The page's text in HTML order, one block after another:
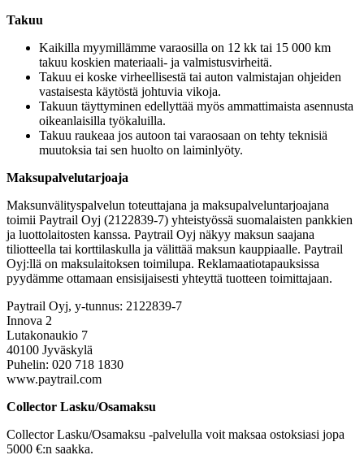
Takuu
Kaikilla myymillämme varaosilla on 12 kk tai 15 000 km
takuu koskien materiaali- ja valmistusvirheitä.
Takuu ei koske virheellisestä tai auton valmistajan ohjeiden
vastaisesta käytöstä johtuvia vikoja.
Takuun täyttyminen edellyttää myös ammattimaista asennusta
oikeanlaisilla työkaluilla.
Takuu raukeaa jos autoon tai varaosaan on tehty teknisiä
muutoksia tai sen huolto on laiminlyöty.
Maksupalvelutarjoaja
Maksunvälityspalvelun toteuttajana ja maksupalveluntarjoajana
toimii Paytrail Oyj (2122839-7) yhteistyössä suomalaisten pankkien
ja luottolaitosten kanssa. Paytrail Oyj näkyy maksun saajana
tiliotteella tai korttilaskulla ja välittää maksun kauppiaalle. Paytrail
Oyj:llä on maksulaitoksen toimilupa. Reklamaatiotapauksissa
pyydämme ottamaan ensisijaisesti yhteyttä tuotteen toimittajaan.
Paytrail Oyj, y-tunnus: 2122839-7
Innova 2
Lutakonaukio 7
40100 Jyväskylä
Puhelin: 020 718 1830
www.paytrail.com
Collector Lasku/Osamaksu
Collector Lasku/Osamaksu -palvelulla voit maksaa ostoksiasi jopa
5000 €:n saakka.